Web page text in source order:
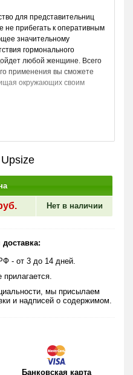
для представительниц
не прибегать к оперативным
значительному
гормонального
любой женщине. Всего
применения вы сможете
окружающих своим
данного средства ваши
в своем роде состав:
обвисание,
от растяжек, делает
от пагубных внешних
гормонов.
предотвратить ее
Данное средство действует
увлажняет кожу и
Всего за 4 недели
Нет в наличии
- от 3 до 14 дней.
мы присылаем
и надписей о содержимом.
Банковская карта